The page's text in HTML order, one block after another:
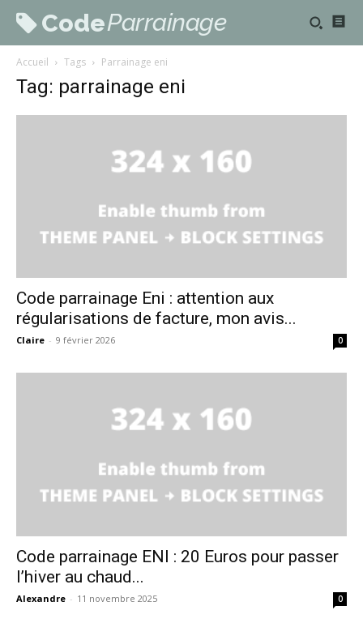
CodeParrainage
Accueil Tags Parrainage eni
Tag: parrainage eni
Code parrainage Eni : attention aux
régularisations de facture, mon avis...
Claire - 9 février 2026 0
Code parrainage ENI : 20 Euros pour passer
l’hiver au chaud...
Alexandre - 11 novembre 2025 0